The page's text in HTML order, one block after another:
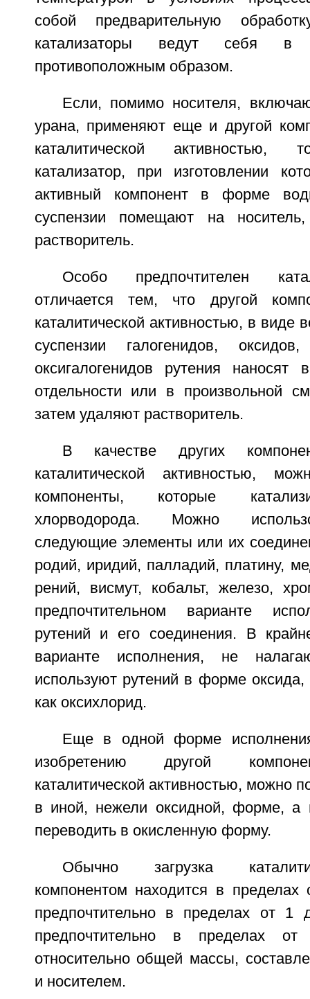
собой предварительную
катализаторы ведут себя в
противоположным образом.
Если, помимо носителя,
урана, применяют еще и другой
каталитической активностью,
катализатор, при изготовлении
активный компонент в форме
суспензии помещают на
растворитель.
Особо предпочтителен
отличается тем, что другой
каталитической активностью, в виде
суспензии галогенидов,
оксигалогенидов рутения
отдельности или в произвольной
затем удаляют растворитель.
В качестве других
каталитической активностью,
компоненты, которые
хлорводорода. Можно
следующие элементы или их
родий, иридий, палладий, платину,
рений, висмут, кобальт, железо,
предпочтительном варианте
рутений и его соединения. В
варианте исполнения, не
используют рутений в форме
как оксихлорид.
Еще в одной форме
изобретению другой
каталитической активностью, можно
в иной, нежели оксидной, форме, а
переводить в окисленную форму.
Обычно загрузка
компонентом находится в
предпочтительно в пределах от 1
предпочтительно в пределах
относительно общей массы,
и носителем.